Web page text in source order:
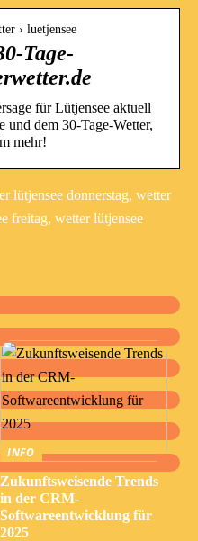
› luetjensee
Tage-
für Lütjensee aktuell
und dem 30-Tage-Wetter,
mehr!
lütjensee donnerstag, wetter
freitag, wetter lütjensee
INFO
Zukunftsweisende Trends
in der CRM-
Softwareentwicklung für
2025